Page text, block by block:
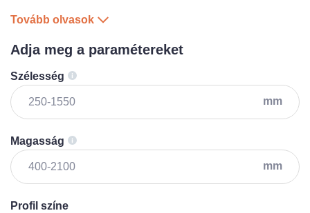
Tovább olvasok
Adja meg a paramétereket
Szélesség
mm
Magasság
mm
Profil színe